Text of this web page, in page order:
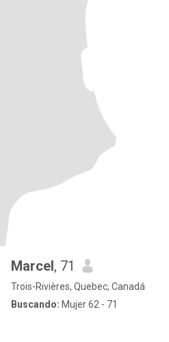
Marcel, 71
Trois-Rivières, Quebec, Canadá
Buscando: Mujer 62 - 71